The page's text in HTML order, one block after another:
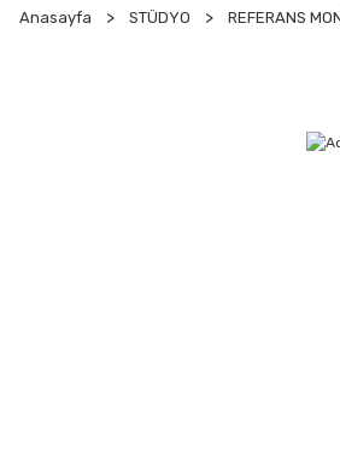
Anasayfa STÜDYO REFERANS